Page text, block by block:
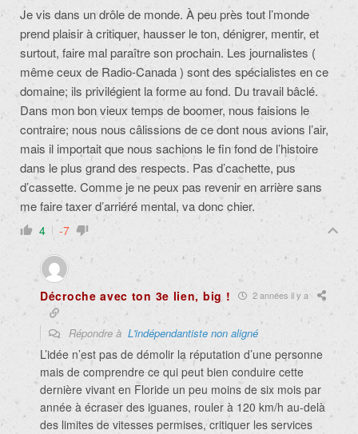
Je vis dans un drôle de monde. À peu près tout l’monde
prend plaisir à critiquer, hausser le ton, dénigrer, mentir, et
surtout, faire mal paraître son prochain. Les journalistes (
même ceux de Radio-Canada ) sont des spécialistes en ce
domaine; ils privilégient la forme au fond. Du travail bâclé.
Dans mon bon vieux temps de boomer, nous faisions le
contraire; nous nous câlissions de ce dont nous avions l’air,
mais il importait que nous sachions le fin fond de l’histoire
dans le plus grand des respects. Pas d’cachette, pus
d’cassette. Comme je ne peux pas revenir en arrière sans
me faire taxer d’arriéré mental, va donc chier.
4 -7
Décroche avec ton 3e lien, big ! 2 années il y a
Répondre à L'indépendantiste non aligné
L’idée n’est pas de démolir la réputation d’une personne
mais de comprendre ce qui peut bien conduire cette
dernière vivant en Floride un peu moins de six mois par
année à écraser des iguanes, rouler à 120 km/h au-delà
des limites de vitesses permises, critiquer les services